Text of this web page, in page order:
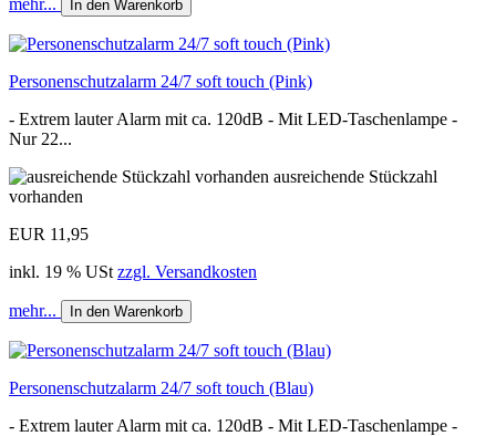
In den Warenkorb
Personenschutzalarm 24/7 soft touch (Pink)
- Extrem lauter Alarm mit ca. 120dB - Mit LED-Taschenlampe -
Nur 22...
ausreichende Stückzahl
vorhanden
EUR 11,95
inkl. 19 % USt zzgl. Versandkosten
mehr... In den Warenkorb
Personenschutzalarm 24/7 soft touch (Blau)
- Extrem lauter Alarm mit ca. 120dB - Mit LED-Taschenlampe -